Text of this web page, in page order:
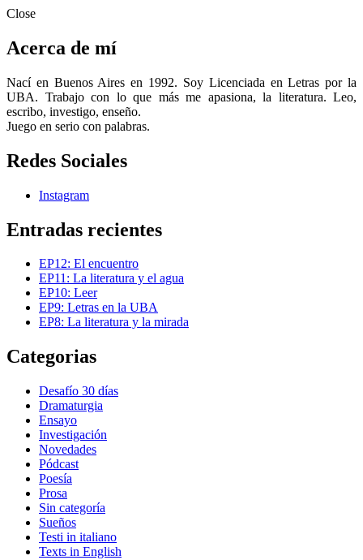
Close
Acerca de mí
Nací en Buenos Aires en 1992. Soy Licenciada en Letras por la
UBA. Trabajo con lo que más me apasiona, la literatura. Leo,
escribo, investigo, enseño.
Juego en serio con palabras.
Redes Sociales
Instagram
Entradas recientes
EP12: El encuentro
EP11: La literatura y el agua
EP10: Leer
EP9: Letras en la UBA
EP8: La literatura y la mirada
Categorias
Desafío 30 días
Dramaturgia
Ensayo
Investigación
Novedades
Pódcast
Poesía
Prosa
Sin categoría
Sueños
Testi in italiano
Texts in English